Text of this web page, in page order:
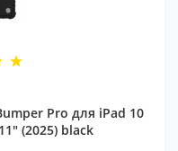
Pro для iPad 10
(2025) black